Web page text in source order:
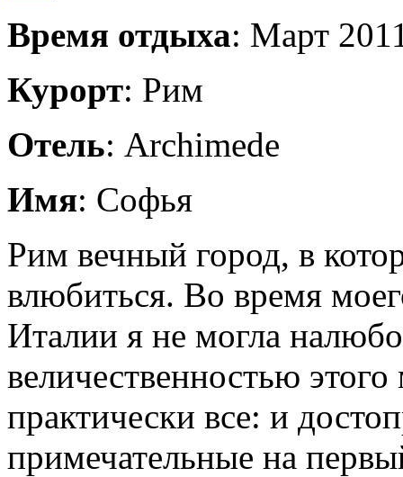
Время отдыха: Март
Курорт: Рим
Отель: Archimede
Имя: Софья
Рим вечный город, в
влюбиться. Во время
Италии я не могла
величественностью
практически все: и
примечательные на